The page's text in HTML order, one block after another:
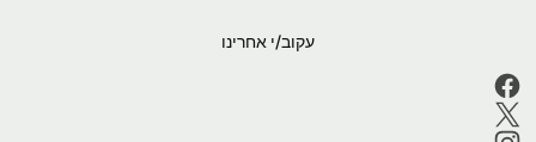
עקוב/י אחרינו